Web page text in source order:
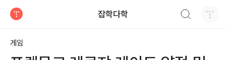
잡학다학
게임